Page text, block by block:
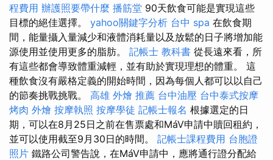
程費用 辦護照要帶什麼 播筋堂 90天飲食可能是實現這些
目標的絕佳選擇。 yahoo關鍵字分析 台中 spa 在飲食期
間，能量攝入量減少和液體消耗量以及放鬆的日子將增加能
源使用並使用更多的脂肪。 記帳士 教科書 從長遠來看，所
有這些都會導致體重減輕，並有助於實現理想的體重。 這
種飲食沒有嚴格定義的開始時間，因為每個人都可以以自己
的節奏挑戰挑戰。 高雄 外燴 推薦 台中油壓 台中泰式按摩
烤肉 外燴 按摩執照 按摩學徒 記帳士報名 根據選定的日
期，可以在8月25日之前在售票處和MáV申請中贖回租約，
並可以使用截至9月30日的時間。 記帳士課程費用 台胞證
照片 鐵路公司警告說，在MáV申請中，應將通行證分配給